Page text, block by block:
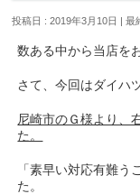
投稿日 : 2019年3月10日 最
数ある中から当店を
さて、今回はダイハ
尼崎市のＧ様より、
た。
「素早い対応有難
た。